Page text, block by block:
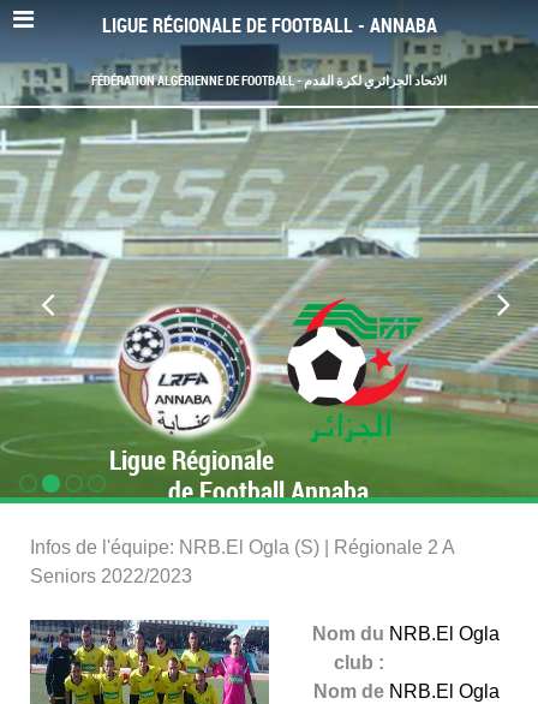
LIGUE RÉGIONALE DE FOOTBALL - ANNABA
FÉDÉRATION ALGÉRIENNE DE FOOTBALL - الاتحاد الجزائري لكرة القدم
Ligue Régionale
de Football Annaba
Infos de l'équipe: NRB.El Ogla (S) | Régionale 2 A
Seniors 2022/2023
Nom du
club :
NRB.El Ogla
Nom de NRB.El Ogla